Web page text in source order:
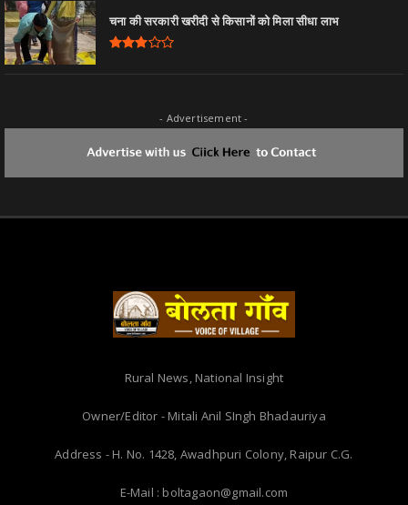
चना की सरकारी खरीदी से किसानों को मिला सीधा लाभ
- Advertisement -
Rural News, National Insight
Owner/Editor - Mitali Anil SIngh Bhadauriya
Address - H. No. 1428, Awadhpuri Colony, Raipur C.G.
E-Mail : boltagaon@gmail.com